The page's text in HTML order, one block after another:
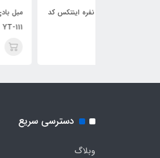
مبل بادی یک نفره اینتایم کد
دسترسی سریع
وبلاگ